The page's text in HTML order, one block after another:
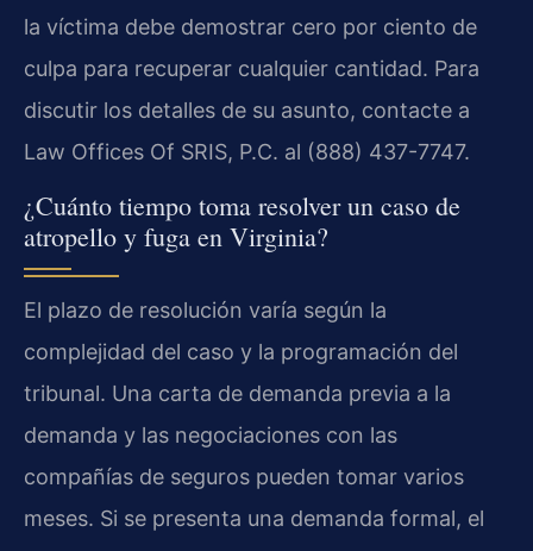
la víctima debe demostrar cero por ciento de
culpa para recuperar cualquier cantidad. Para
discutir los detalles de su asunto, contacte a
Law Offices Of SRIS, P.C. al (888) 437-7747.
¿Cuánto tiempo toma resolver un caso de
atropello y fuga en Virginia?
El plazo de resolución varía según la
complejidad del caso y la programación del
tribunal. Una carta de demanda previa a la
demanda y las negociaciones con las
compañías de seguros pueden tomar varios
meses. Si se presenta una demanda formal, el